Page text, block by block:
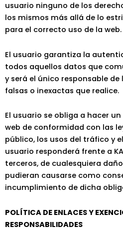
usuario ninguno de los
los mismos más allá de lo
para el correcto uso de la web.
El usuario garantiza la
todos aquellos datos que
y será el único responsable
falsas o inexactas que realice.
El usuario se obliga a hacer
web de conformidad con las
público, los usos del tráfico y
usuario responderá frente a
terceros, de cualesquiera
pudieran causarse como
incumplimiento de dicha
POLÍTICA DE ENLACES Y
RESPONSABILIDADES